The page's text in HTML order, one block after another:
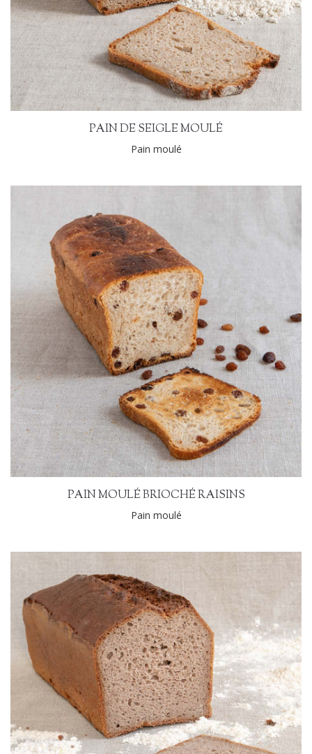
PAIN DE SEIGLE MOULÉ
Pain moulé
PAIN MOULÉ BRIOCHÉ RAISINS
Pain moulé